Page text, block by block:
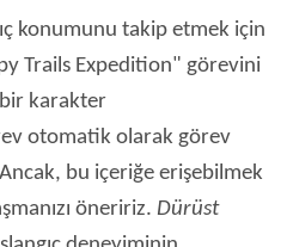
​​konumunu takip etmek için
Trails Expedition" görevini
karakter
otomatik olarak görev
bu içeriğe erişebilmek
öneririz. Dürüst